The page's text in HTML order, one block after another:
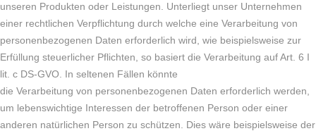
unseren Produkten oder Leistungen. Unterliegt unser Unternehmen
einer rechtlichen Verpflichtung durch welche eine Verarbeitung von
personenbezogenen Daten erforderlich wird, wie beispielsweise zur
Erfüllung steuerlicher Pflichten, so basiert die Verarbeitung auf Art. 6 I
lit. c DS-GVO. In seltenen Fällen könnte
die Verarbeitung von personenbezogenen Daten erforderlich werden,
um lebenswichtige Interessen der betroffenen Person oder einer
anderen natürlichen Person zu schützen. Dies wäre beispielsweise der